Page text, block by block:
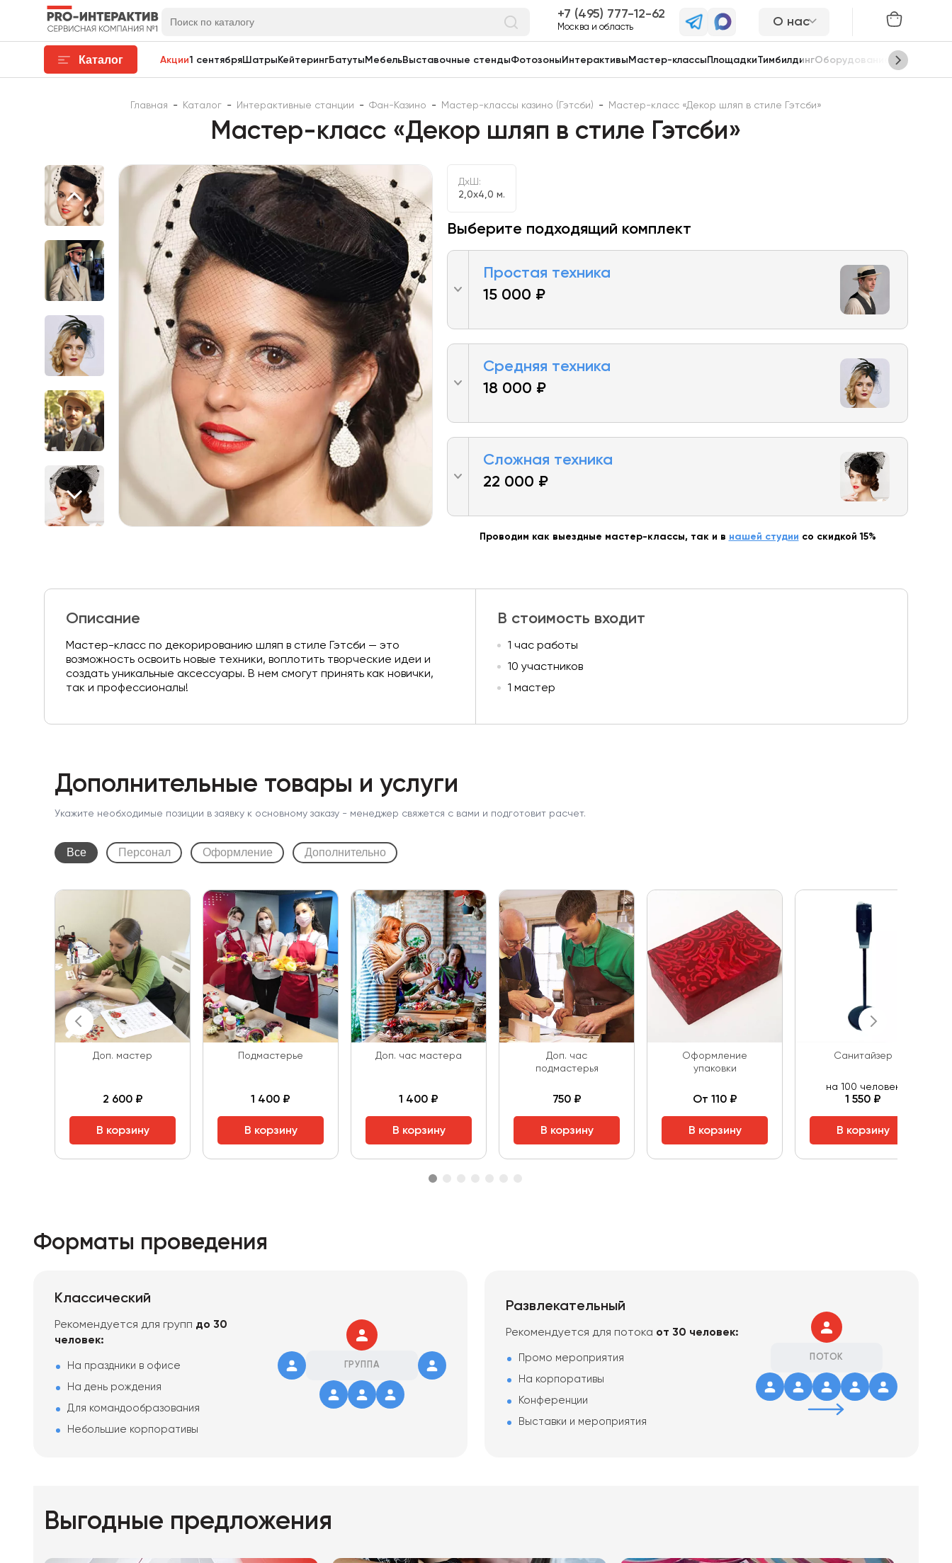
7 (495) 777-12-62
Москва и область О нас
Каталог Акции1 сентябряШатры КейтерингБатуты МебельВыставочные стендыФотозоны Интерактивы Мастер-классы ПлощадкиТимбилдингОборудование Сцены
Главная - Каталог - Интерактивные станции - Фан-Казино - Мастер-классы казино (Гэтсби) - Мастер-класс «Декор шляп в стиле Гэтсби»
Мастер-класс «Декор шляп в стиле Гэтсби»
ДxШ:
2,0x4,0 м.
Выберите подходящий комплект
Простая техника
15 000 ₽
Средняя техника
18 000 ₽
Сложная техника
22 000 ₽
Проводим как выездные мастер-классы, так и в нашей студии со скидкой 15%
Описание
Мастер-класс по декорированию шляп в стиле Гэтсби — это
возможность освоить новые техники, воплотить творческие идеи и
создать уникальные аксессуары. В нем смогут принять как новички,
так и профессионалы!
В стоимость входит
1 час работы
10 участников
1 мастер
Дополнительные товары и услуги
Укажите необходимые позиции в заявку к основному заказу - менеджер свяжется с вами и подготовит расчет.
Все Персонал Оформление Дополнительно
Доп. мастер
2 600 ₽
В корзину
Подмастерье
1 400 ₽
В корзину
Доп. час мастера
1 400 ₽
В корзину
Доп. час
подмастерья
750 ₽
В корзину
Оформление
упаковки
От 110 ₽
В корзину
Санитайзер
на 100 человек
1 550 ₽
В корзину
Форматы проведения
Классический
Рекомендуется для групп до 30
человек:
На праздники в офисе
На день рождения
Для командообразования
Небольшие корпоративы
ГРУППА
Развлекательный
Рекомендуется для потока от 30 человек:
Промо мероприятия
На корпоративы
Конференции
Выставки и мероприятия
ПОТОК
Выгодные предложения